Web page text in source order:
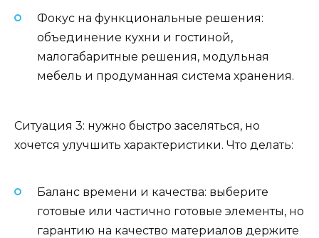
Фокус на функциональные решения:
объединение кухни и гостиной,
малогабаритные решения, модульная
мебель и продуманная система хранения.
Ситуация 3: нужно быстро заселяться, но
хочется улучшить характеристики. Что делать:
Баланс времени и качества: выберите
готовые или частично готовые элементы, но
гарантию на качество материалов держите